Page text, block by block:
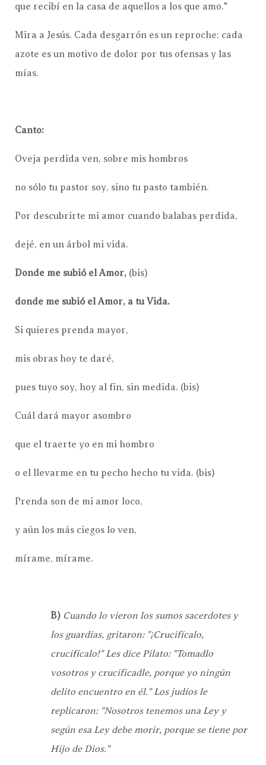
que recibí en la casa de aquellos a los que amo."
Mira a Jesús. Cada desgarrón es un reproche: cada
azote es un motivo de dolor por tus ofensas y las
mías.
Canto:
Oveja perdida ven, sobre mis hombros
no sólo tu pastor soy, sino tu pasto también.
Por descubrirte mi amor cuando balabas perdida,
dejé, en un árbol mi vida.
Donde me subió el Amor, (bis)
donde me subió el Amor, a tu Vida.
Si quieres prenda mayor,
mis obras hoy te daré,
pues tuyo soy, hoy al fin, sin medida. (bis)
Cuál dará mayor asombro
que el traerte yo en mi hombro
o el llevarme en tu pecho hecho tu vida. (bis)
Prenda son de mi amor loco,
y aún los más ciegos lo ven,
mírame, mírame.
B) Cuando lo vieron los sumos sacerdotes y
los guardias, gritaron: "¡Crucifícalo,
crucifícalo!" Les dice Pilato: "Tomadlo
vosotros y crucificadle, porque yo ningún
delito encuentro en él." Los judíos le
replicaron: "Nosotros tenemos una Ley y
según esa Ley debe morir, porque se tiene por
Hijo de Dios."